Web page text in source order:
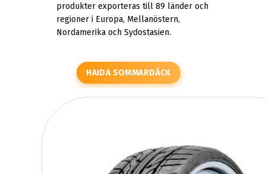
produkter exporteras till 89 länder och
regioner i Europa, Mellanöstern,
Nordamerika och Sydostasien.
HAIDA SOMMARDÄCK